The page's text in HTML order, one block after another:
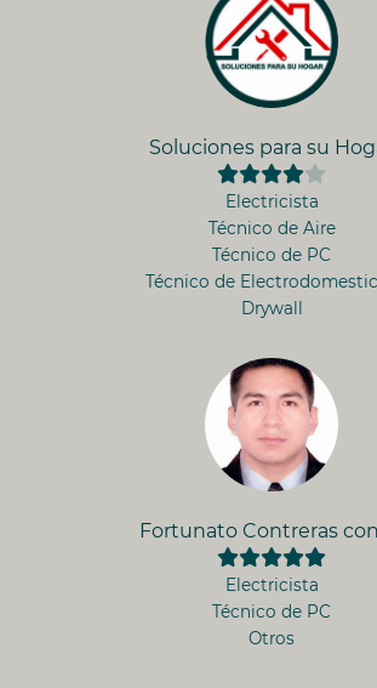
Soluciones para su
Electricista
Técnico de Aire
Técnico de PC
Técnico de
Drywall
Fortunato Contreras
Electricista
Técnico de PC
Otros